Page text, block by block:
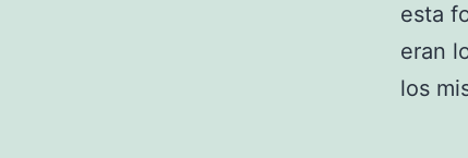
esta
eran
los